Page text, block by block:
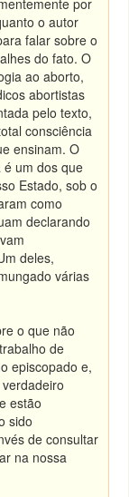
por
o autor
falar sobre o
do fato. O
ao aborto,
abortistas
pelo texto,
consciência
ensinam. O
é um dos que
Estado, sob o
como
declarando
deles,
várias
o que não
de
episcopado e,
estão
sido
de consultar
na nossa